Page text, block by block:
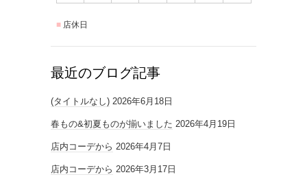
店休日
最近のブログ記事
(タイトルなし) 2026年6月18日
春もの&初夏ものが揃いました 2026年4月19日
店内コーデから 2026年4月7日
店内コーデから 2026年3月17日